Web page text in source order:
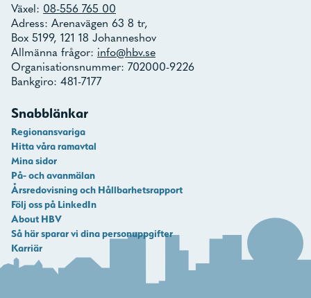
Växel: 08-556 765 00
Adress: Arenavägen 63 8 tr,
Box 5199, 121 18 Johanneshov
Allmänna frågor: info@hbv.se
Organisationsnummer: 702000-9226
Bankgiro: 481-7177
Snabblänkar
Regionansvariga
Hitta våra ramavtal
Mina sidor
På- och avanmälan
Årsredovisning och Hållbarhetsrapport
Följ oss på LinkedIn
About HBV
Så här sparar vi dina personuppgifter
Karriär